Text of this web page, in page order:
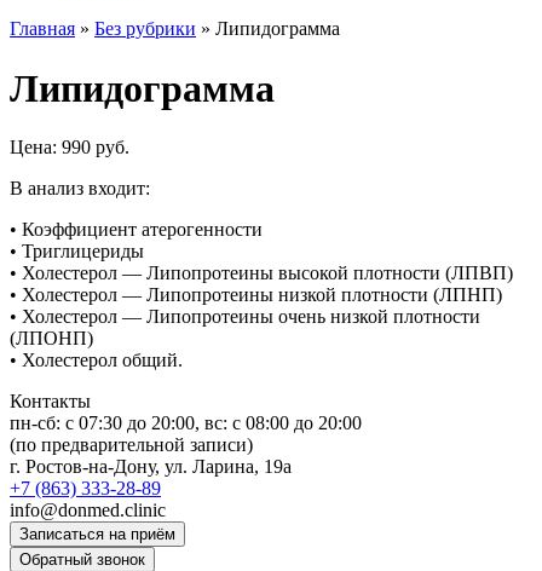
Главная » Без рубрики » Липидограмма
Липидограмма
Цена: 990 руб.
В анализ входит:
• Коэффициент атерогенности
• Триглицериды
• Холестерол — Липопротеины высокой плотности (ЛПВП)
• Холестерол — Липопротеины низкой плотности (ЛПНП)
• Холестерол — Липопротеины очень низкой плотности
(ЛПОНП)
• Холестерол общий.
Контакты
пн-сб: c 07:30 до 20:00, вс: с 08:00 до 20:00
(по предварительной записи)
г. Ростов-на-Дону, ул. Ларина, 19а
+7 (863) 333-28-89
info@donmed.clinic
Записаться на приём
Обратный звонок